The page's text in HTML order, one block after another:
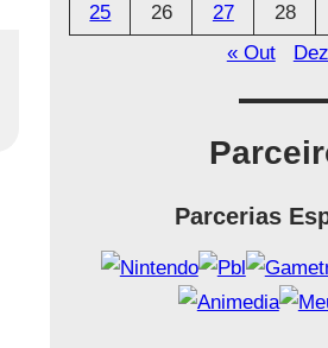
25
26 27 28
« Out
Parcerias